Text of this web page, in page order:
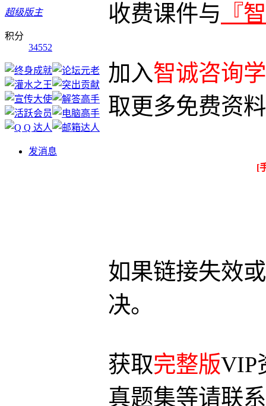
超级版主
积分
34552
发消息
收费课件与 『
加入智诚咨询
取更多免费资
[
如果链接失效
决。
获取完整版VIP
真题集等请联